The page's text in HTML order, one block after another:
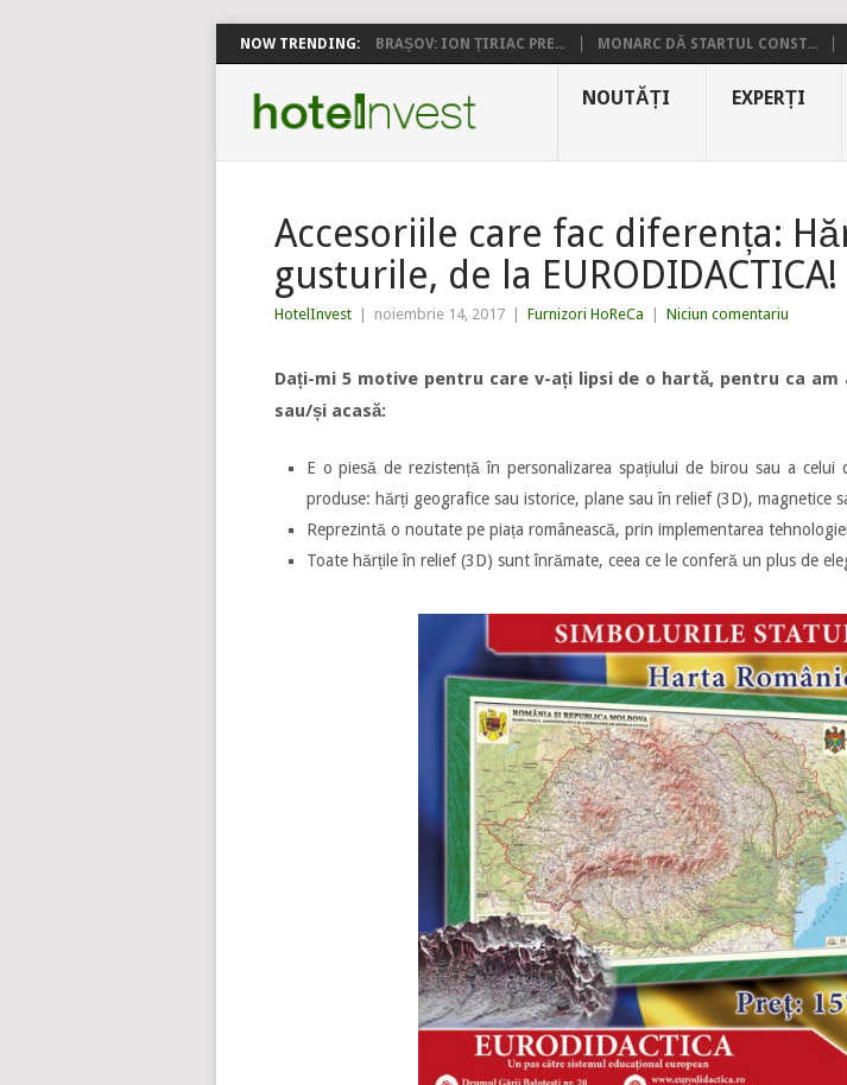
NOW TRENDING: BRAȘOV: ION ȚIRIAC PRE... MONARC DĂ STARTUL CONST...
NOUTĂȚI EXPERȚI
Accesoriile care fac diferența:
gusturile, de la EURODIDACTICA!
HotelInvest noiembrie 14, 2017 Furnizori HoReCa Niciun comentariu
Dați-mi 5 motive pentru care v-ați lipsi de o hartă, pentru ca
sau/și acasă:
E o piesă de rezistență în personalizarea spațiului de birou sau a
produse: hărți geografice sau istorice, plane sau în relief (3D), magnetice
Reprezintă o noutate pe piața românească, prin implementarea
Toate hărțile în relief (3D) sunt înrămate, ceea ce le conferă un plus de